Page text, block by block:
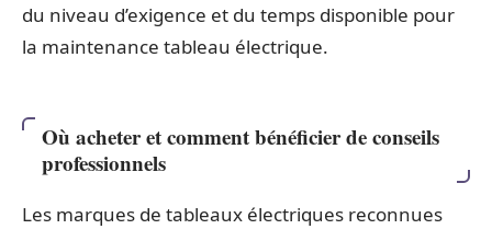
du niveau d’exigence et du temps disponible pour
la maintenance tableau électrique.
Où acheter et comment bénéficier de conseils
professionnels
Les marques de tableaux électriques reconnues